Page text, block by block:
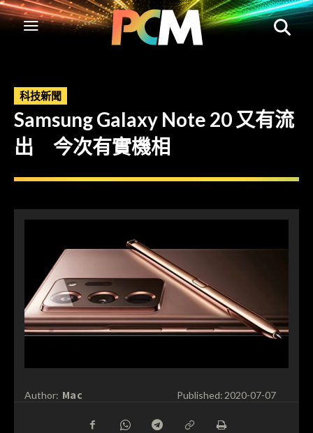
科技新聞
Samsung Galaxy Note 20 又有流
出 今次有實機相
Author: Mac Published: 2020-07-07